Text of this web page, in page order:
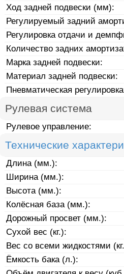
Ход задней подвески (мм):
Регулируемый задний
Регулировка отдачи и
Количество задних
Марка задней подвески:
Материал задней подвески:
Пневматическая
Рулевая система
Рулевое управление:
Технические
Длина (мм.):
Ширина (мм.):
Высота (мм.):
Колёсная база (мм.):
Дорожный просвет (мм.):
Сухой вес (кг.):
Вес со всеми жидкостями
Ёмкость бака (л.):